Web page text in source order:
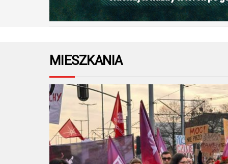
MIESZKANIA